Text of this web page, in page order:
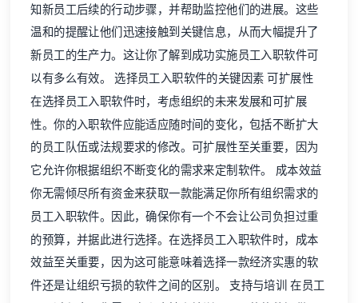
知新员工后续的行动步骤，并帮助监控他们的进展。这些
温和的提醒让他们迅速接触到关键信息，从而大幅提升了
新员工的生产力。这让你了解到成功实施员工入职软件可
以有多么有效。 选择员工入职软件的关键因素 可扩展性
在选择员工入职软件时，考虑组织的未来发展和可扩展
性。你的入职软件应能适应随时间的变化，包括不断扩大
的员工队伍或法规要求的修改。可扩展性至关重要，因为
它允许你根据组织不断变化的需求来定制软件。 成本效益
你无需倾尽所有资金来获取一款能满足你所有组织需求的
员工入职软件。因此，确保你有一个不会让公司负担过重
的预算，并据此进行选择。在选择员工入职软件时，成本
效益至关重要，因为这可能意味着选择一款经济实惠的软
件还是让组织亏损的软件之间的区别。 支持与培训 在员工